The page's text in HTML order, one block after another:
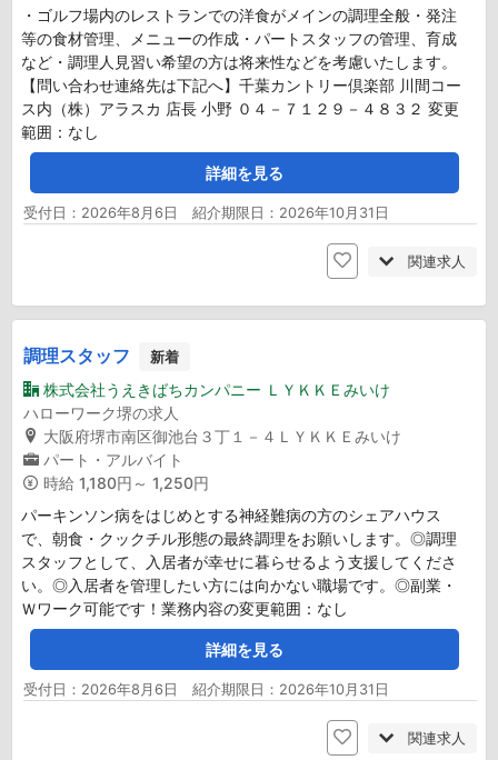
・ゴルフ場内のレストランでの洋食がメインの調理全般・発注
等の食材管理、メニューの作成・パートスタッフの管理、育成
など・調理人見習い希望の方は将来性などを考慮いたします。
【問い合わせ連絡先は下記へ】千葉カントリー倶楽部 川間コー
ス内（株）アラスカ 店長 小野 ０４－７１２９－４８３２ 変更
範囲：なし
詳細を見る
受付日：2026年8月6日 紹介期限日：2026年10月31日
関連求人
調理スタッフ 新着
株式会社うえきばちカンパニー ＬＹＫＫＥみいけ
ハローワーク堺の求人
大阪府堺市南区御池台３丁１－４ＬＹＫＫＥみいけ
パート・アルバイト
時給 1,180円～ 1,250円
パーキンソン病をはじめとする神経難病の方のシェアハウス
で、朝食・クックチル形態の最終調理をお願いします。◎調理
スタッフとして、入居者が幸せに暮らせるよう支援してくださ
い。◎入居者を管理したい方には向かない職場です。◎副業・
Ｗワーク可能です！業務内容の変更範囲：なし
詳細を見る
受付日：2026年8月6日 紹介期限日：2026年10月31日
関連求人